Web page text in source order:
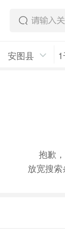
安图县
抱歉
放宽搜